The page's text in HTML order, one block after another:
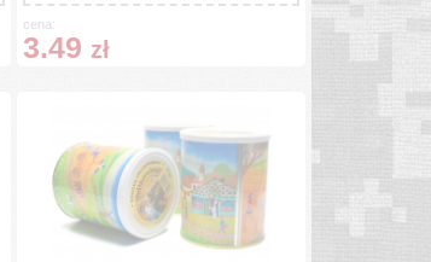
cena:
3.49 zł